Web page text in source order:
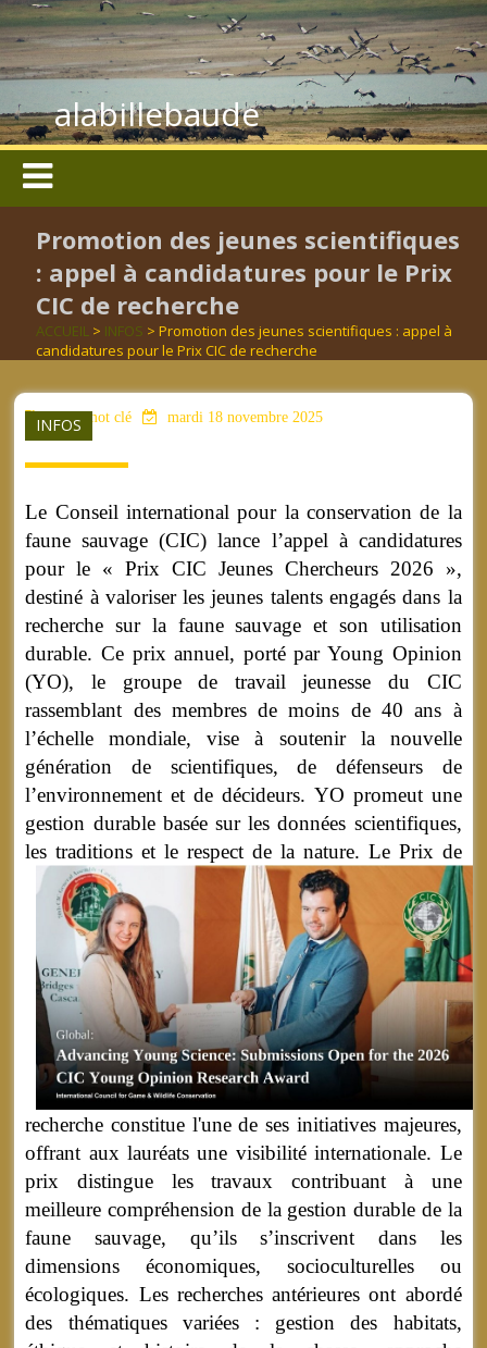
alabillebaude
Promotion des jeunes scientifiques
: appel à candidatures pour le Prix
CIC de recherche
ACCUEIL > INFOS > Promotion des jeunes scientifiques : appel à
candidatures pour le Prix CIC de recherche
INFOS
aucun mot clé mardi 18 novembre 2025
Le Conseil international pour la conservation de la
faune sauvage (CIC) lance l’appel à candidatures
pour le « Prix CIC Jeunes Chercheurs 2026 »,
destiné à valoriser les jeunes talents engagés dans la
recherche sur la faune sauvage et son utilisation
durable. Ce prix annuel, porté par Young Opinion
(YO), le groupe de travail jeunesse du CIC
rassemblant des membres de moins de 40 ans à
l’échelle mondiale, vise à soutenir la nouvelle
génération de scientifiques, de défenseurs de
l’environnement et de décideurs. YO promeut une
gestion durable basée sur les données scientifiques,
les traditions et le respect de la nature. Le Prix de
recherche constitue l'une de ses initiatives majeures,
offrant aux lauréats une visibilité internationale. Le
prix distingue les travaux contribuant à une
meilleure compréhension de la gestion durable de la
faune sauvage, qu’ils s’inscrivent dans les
dimensions économiques, socioculturelles ou
écologiques. Les recherches antérieures ont abordé
des thématiques variées : gestion des habitats,